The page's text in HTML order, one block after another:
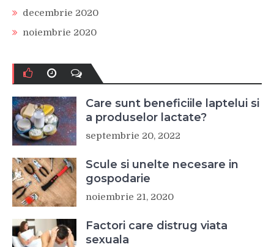
decembrie 2020
noiembrie 2020
Care sunt beneficiile laptelui si
a produselor lactate?
septembrie 20, 2022
Scule si unelte necesare in
gospodarie
noiembrie 21, 2020
Factori care distrug viata
sexuala